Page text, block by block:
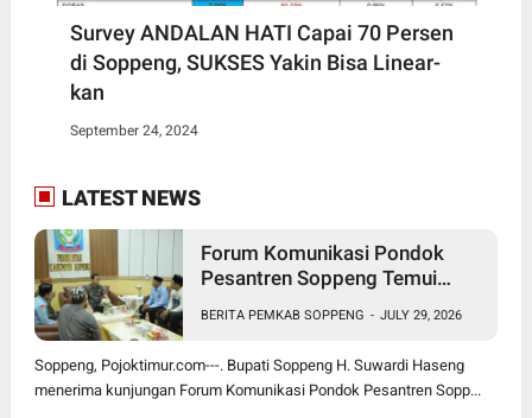
Survey ANDALAN HATI Capai 70 Persen
di Soppeng, SUKSES Yakin Bisa Linear-
kan
September 24, 2024
LATEST NEWS
Forum Komunikasi Pondok
Pesantren Soppeng Temui
BERITA PEMKAB SOPPENG - JULY 29, 2026
Soppeng, Pojoktimur.com---. Bupati Soppeng H. Suwardi Haseng
menerima kunjungan Forum Komunikasi Pondok Pesantren Sopp...